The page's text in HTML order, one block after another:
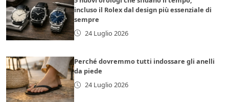
incluso il Rolex dal design più essenziale di
sempre
24 Luglio 2026
Perché dovremmo tutti indossare gli anelli
da piede
24 Luglio 2026